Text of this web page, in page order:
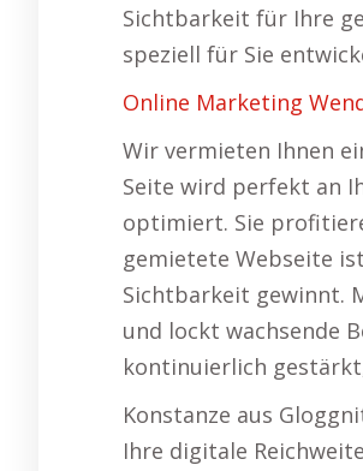
Sichtbarkeit für Ihre
speziell für Sie
Online Marketing
Wir vermieten Ihnen
Seite wird perfekt an
optimiert. Sie
gemietete Webseite
Sichtbarkeit gewinnt.
und lockt wachsende
kontinuierlich
Konstanze aus
Ihre digitale